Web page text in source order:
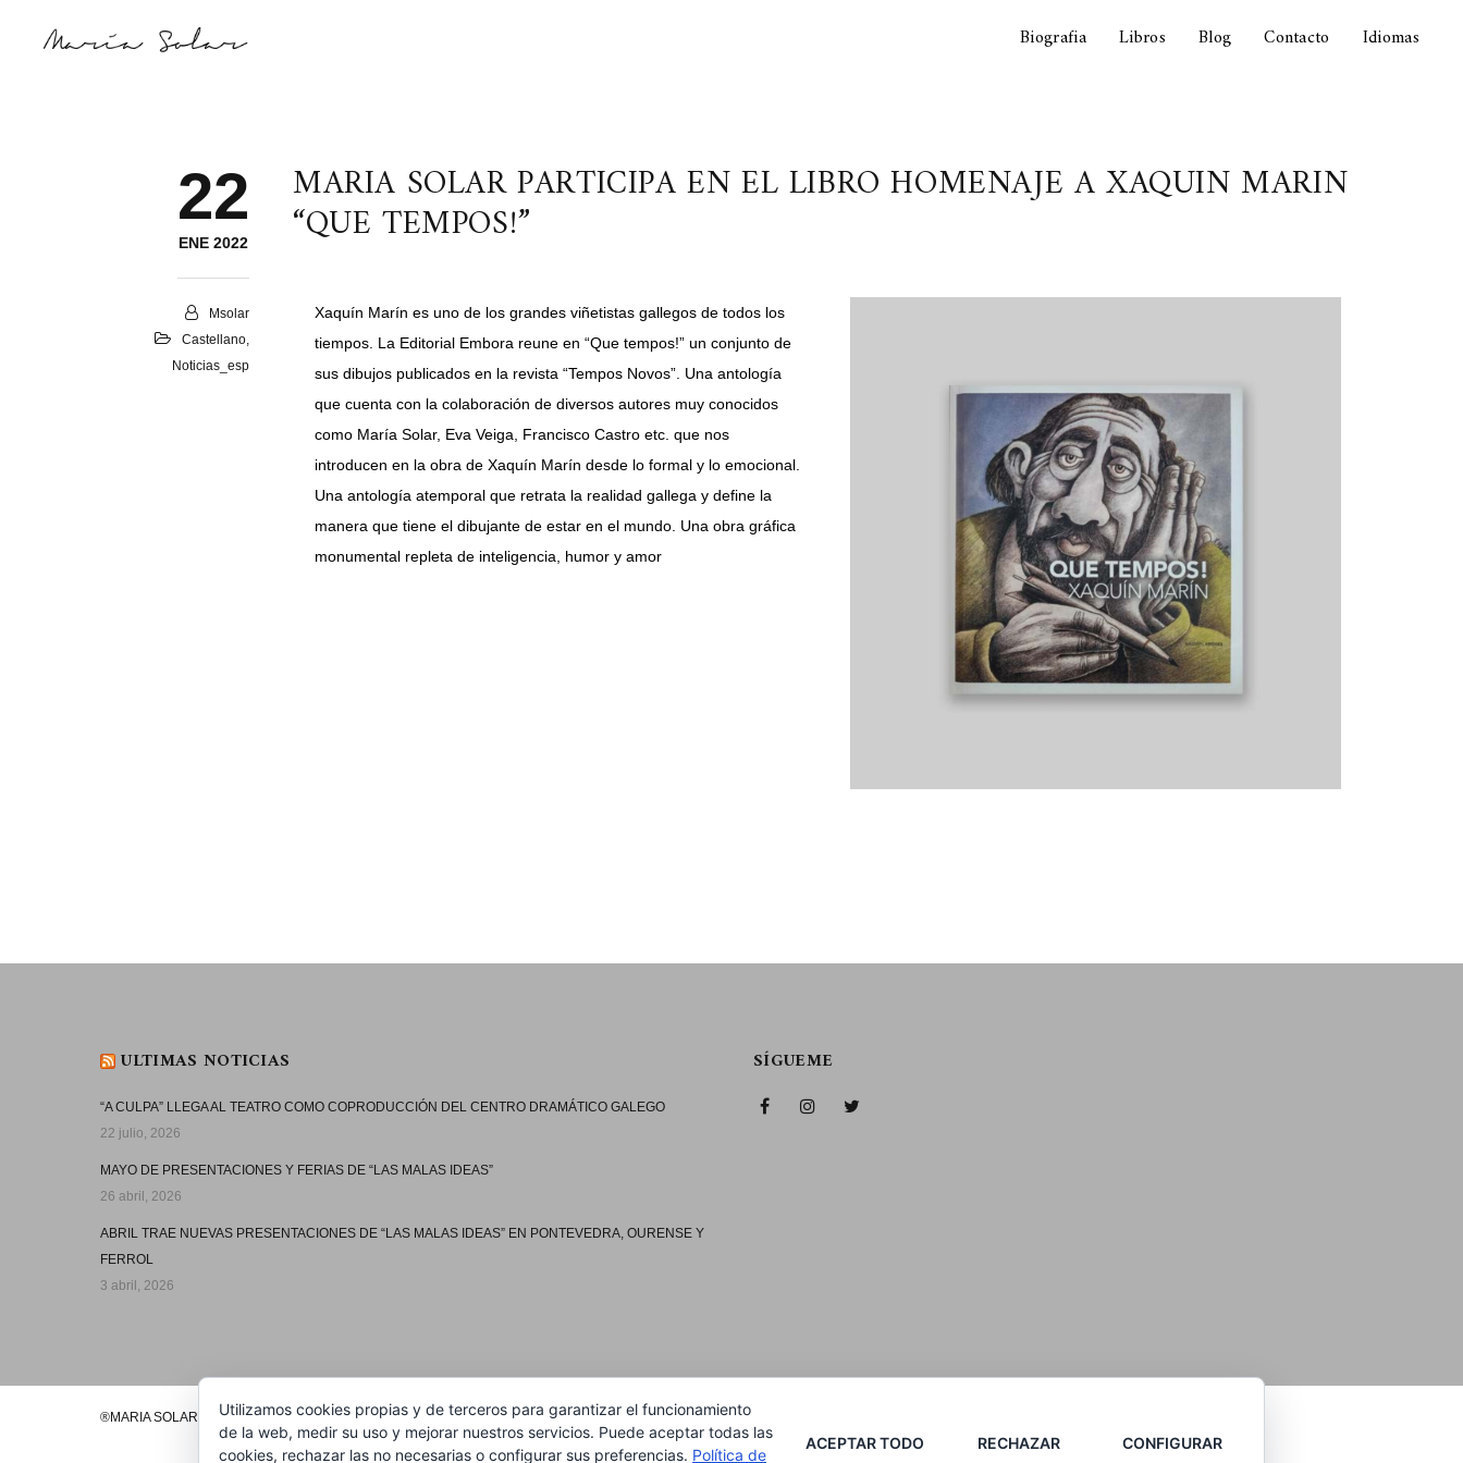
Biografia Libros Blog Contacto Idiomas
22
ENE 2022
Msolar
Castellano,
Noticias_esp
MARIA SOLAR PARTICIPA EN EL LIBRO HOMENAJE A XAQUIN MARIN
“QUE TEMPOS!”
Xaquín Marín es uno de los grandes viñetistas gallegos de todos los
tiempos. La Editorial Embora reune en “Que tempos!” un conjunto de
sus dibujos publicados en la revista “Tempos Novos”. Una antología
que cuenta con la colaboración de diversos autores muy conocidos
como María Solar, Eva Veiga, Francisco Castro etc. que nos
introducen en la obra de Xaquín Marín desde lo formal y lo emocional.
Una antología atemporal que retrata la realidad gallega y define la
manera que tiene el dibujante de estar en el mundo. Una obra gráfica
monumental repleta de inteligencia, humor y amor
ULTIMAS NOTICIAS
“A CULPA” LLEGA AL TEATRO COMO COPRODUCCIÓN DEL CENTRO DRAMÁTICO GALEGO
22 julio, 2026
MAYO DE PRESENTACIONES Y FERIAS DE “LAS MALAS IDEAS”
26 abril, 2026
ABRIL TRAE NUEVAS PRESENTACIONES DE “LAS MALAS IDEAS” EN PONTEVEDRA, OURENSE Y
FERROL
3 abril, 2026
SÍGUEME
®MARIA SOLAR 2020Utilizamos cookies propias y de terceros para garantizar el funcionamiento
de la web, medir su uso y mejorar nuestros servicios. Puede aceptar todas las
cookies, rechazar las no necesarias o configurar sus preferencias. Política de
ACEPTAR TODO RECHAZAR CONFIGURAR